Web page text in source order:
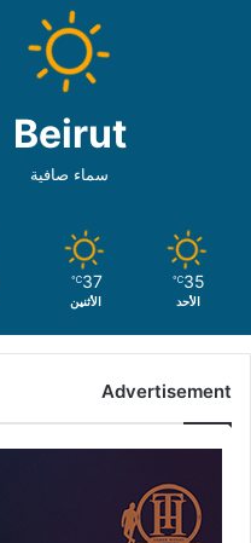
Beirut
سماء صافية
35
℃
الأحد
37
℃
الأثنين
Advertisement